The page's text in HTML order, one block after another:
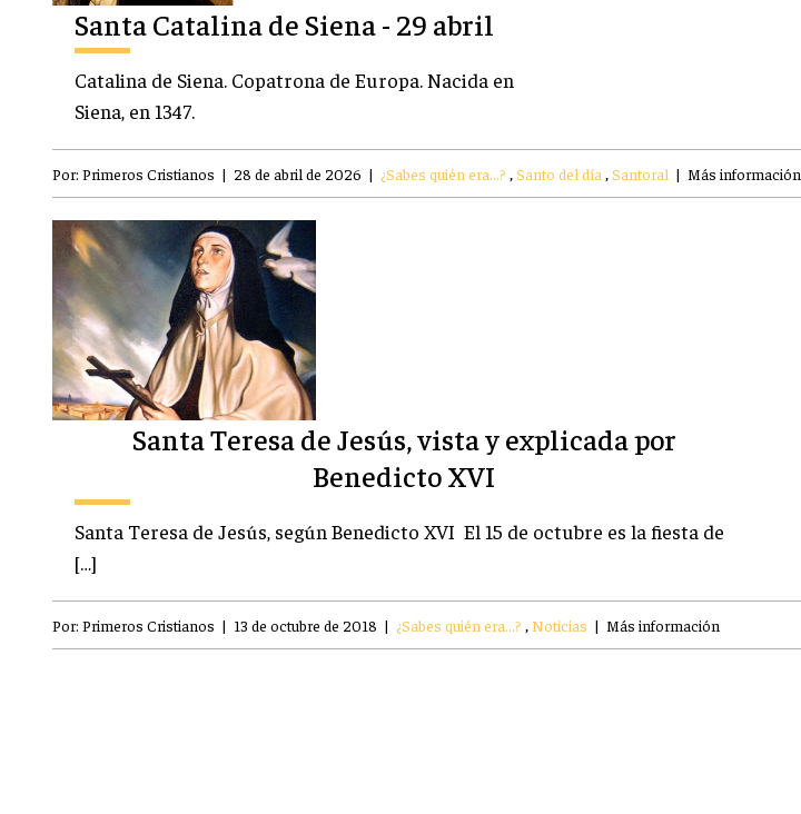
Santa Catalina de Siena - 29 abril
Catalina de Siena. Copatrona de Europa. Nacida en
Siena, en 1347.
Por: Primeros Cristianos | 28 de abril de 2026 | ¿Sabes quién era...? ,Santo del día ,Santoral | Más información
Santa Teresa de Jesús, vista y explicada por
Benedicto XVI
Santa Teresa de Jesús, según Benedicto XVI El 15 de octubre es la fiesta de
[…]
Por: Primeros Cristianos | 13 de octubre de 2018 | ¿Sabes quién era...? , Noticias | Más información